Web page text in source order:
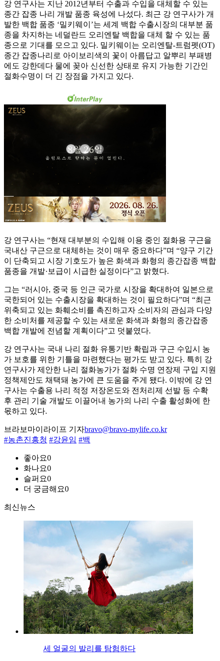
강 연구사는 지난 2012년부터 수출과 수입을 대체할 수 있는
종간 잡종 나리 개발 품종 육성에 나섰다. 최근 강 연구사가 개
발한 백합 품종 ‘밀키웨이’는 세계 백합 수출시장의 대부분 품
종을 차지하는 네덜란드 오리엔탈 백합을 대체 할 수 있는 품
종으로 기대를 모으고 있다. 밀키웨이는 오리엔탈-트럼펫(OT)
종간 잡종나리로 아이보리색의 꽃이 아름답고 알뿌리 부패병
에도 강한데다 물에 꽂아 신선한 상태로 유지 가능한 기간인
절화수명이 더 긴 장점을 가지고 있다.
강 연구사는 “현재 대부분의 수입해 이용 중인 절화용 구근을
국내산 구근으로 대체하는 것이 매우 중요하다”며 “양구 기간
이 단축되고 시장 기호도가 높은 화색과 화형의 종간잡종 백합
품종을 개발·보급이 시급한 실정이다”고 밝혔다.
그는 “러시아, 중국 등 인근 국가로 시장을 확대하여 일본으로
국한되어 있는 수출시장을 확대하는 것이 필요하다”며 “최근
위축되고 있는 화훼소비를 촉진하고자 소비자의 관심과 다양
한 소비처를 제공할 수 있는 새로운 화색과 화형의 종간잡종
백합 개발에 전념할 계획이다”고 덧붙였다.
강 연구사는 국내 나리 절화 유통기반 확립과 구근 수입시 농
가 보호를 위한 기틀을 마련했다는 평가도 받고 있다. 특히 강
연구사가 제안한 나리 절화농가가 절화 수명 연장제 구입 지원
정책제안도 채택돼 농가에 큰 도움을 주게 됐다. 이밖에 강 연
구사는 수출용 나리 적정 저장온도와 전처리제 선발 등 수확
후 관리 기술 개발도 이끌어내 농가의 나리 수출 활성화에 한
몫하고 있다.
브라보마이라이프 기자bravo@bravo-mylife.co.kr
#농촌진흥청 #강윤임 #백
좋아요0
화나요0
슬퍼요0
더 궁금해요0
최신뉴스
세 얼굴의 발리를 탐험하다